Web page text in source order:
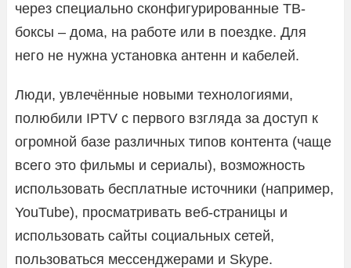
через специально сконфигурированные ТВ-
боксы – дома, на работе или в поездке. Для
него не нужна установка антенн и кабелей.
Люди, увлечённые новыми технологиями,
полюбили IPTV с первого взгляда за доступ к
огромной базе различных типов контента (чаще
всего это фильмы и сериалы), возможность
использовать бесплатные источники (например,
YouTube), просматривать веб-страницы и
использовать сайты социальных сетей,
пользоваться мессенджерами и Skype.